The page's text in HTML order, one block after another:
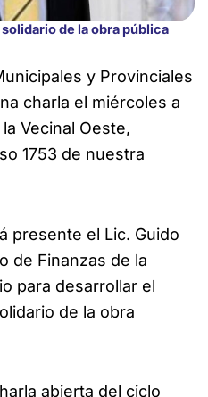
de la obra pública
y Provinciales
charla el miércoles a
Vecinal Oeste,
1753 de nuestra
presente el Lic. Guido
de Finanzas de la
para desarrollar el
de la obra
abierta del ciclo